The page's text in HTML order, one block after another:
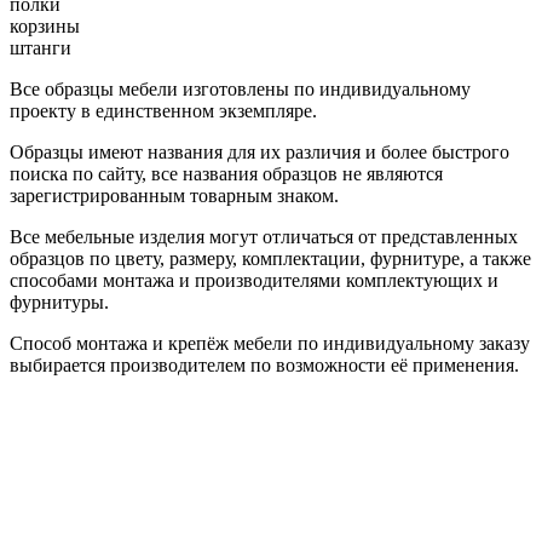
корзины
штанги
Все образцы мебели изготовлены по индивидуальному
проекту в единственном экземпляре.
Образцы имеют названия для их различия и более быстрого
поиска по сайту, все названия образцов не являются
зарегистрированным товарным знаком.
Все мебельные изделия могут отличаться от представленных
образцов по цвету, размеру, комплектации, фурнитуре, а также
способами монтажа и производителями комплектующих и
фурнитуры.
Способ монтажа и крепёж мебели по индивидуальному заказу
выбирается производителем по возможности её применения.